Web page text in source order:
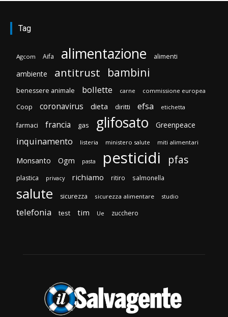
Tag
Agcom Aifa alimentazione alimenti
ambiente antitrust bambini
benessere animale bollette carne commissione europea
Coop coronavirus dieta diritti efsa etichetta
farmaci francia gas glifosato Greenpeace
inquinamento listeria ministero salute miti alimentari
Monsanto Ogm pasta pesticidi pfas
plastica privacy richiamo ritiro salmonella
salute sicurezza sicurezza alimentare studio
telefonia test tim Ue zucchero